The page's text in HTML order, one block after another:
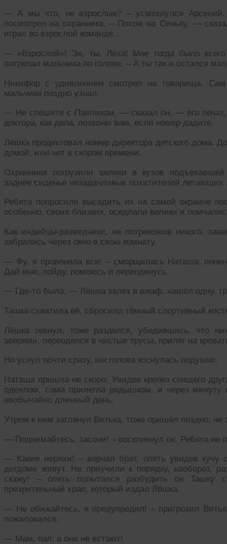
— А мы что, не взрослые? – усмехнулся
посмотрел на охранника. – Похож на Сеньку, —
играл во взрослой команде…
— «Взрослой»! Эх, ты, Лёха! Мне тогда было всего
потрепал мальчика по голове. – А ты так и остался
Никифор с удивлением смотрел на товарища.
мальчике поздно узнал.
— Не спешите с Павликом, — сказал он, — его
доктора, как дела, позвоню вам, если номер дадите.
Лёшка продиктовал номер директора детского дома.
домой, или нет в скором времени.
Охранники погрузили велики в кузов
заднее сиденье незадачливых похитителей
Ребята попросили высадить их на самой окраине
особенно, своих близких, оседлали велики и
Как индейцы-разведчики, не потревожив никого,
забрались через окно в свою комнату.
— Фу, я провоняла вся! – сморщилась Наташа,
Дай мне, пойду, помоюсь и переоденусь.
— Где-то была, — Лёшка залез в шкаф, нашёл одну,
Ташка схватила её, сбросила тёмный спортивный
Лёшка зевнул, тоже разделся, убедившись, что
зверями, переоделся в чистые трусы, прилёг на
Но уснул почти сразу, как голова коснулась подушки.
Наташа пришла не скоро. Увидев крепко спящего
одеялом, сама прилегла рядышком, и через
необычайно длинный день.
Утром к ним заглянул Витька, тоже пришёл поздно, не
— Поднимайтесь, засони! – воскликнул он. Ребята не
— Какие неряхи! – ворчал брат, опять увидев
детдоме живут. Не приучили к порядку, наоборот,
скажу! – опять попытался разбудить он
презрительный храп, который издал Лёшка.
— Не обижайтесь, я предупредил! – пригрозил
пожаловался:
— Мам, пап, а они не встают!